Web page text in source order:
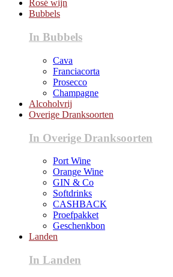
Rosé wijn
Bubbels
In Bubbels
Cava
Franciacorta
Prosecco
Champagne
Alcoholvrij
Overige Dranksoorten
In Overige Dranksoorten
Port Wine
Orange Wine
GIN & Co
Softdrinks
CASHBACK
Proefpakket
Geschenkbon
Landen
In Landen